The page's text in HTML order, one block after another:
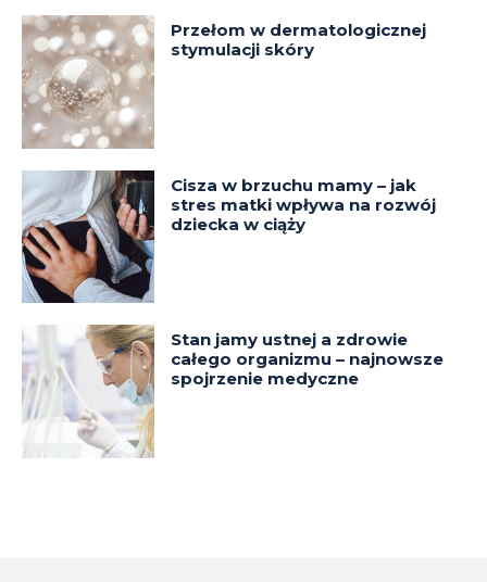
Przełom w dermatologicznej
stymulacji skóry
Cisza w brzuchu mamy – jak
stres matki wpływa na rozwój
dziecka w ciąży
Stan jamy ustnej a zdrowie
całego organizmu – najnowsze
spojrzenie medyczne